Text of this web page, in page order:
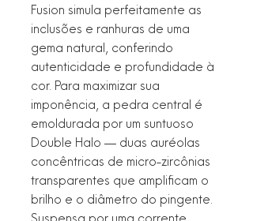
Fusion simula perfeitamente as
inclusões e ranhuras de uma
gema natural, conferindo
autenticidade e profundidade à
cor. Para maximizar sua
imponência, a pedra central é
emoldurada por um suntuoso
Double Halo — duas auréolas
concêntricas de micro-zircônias
transparentes que amplificam o
brilho e o diâmetro do pingente.
Suspensa por uma corrente